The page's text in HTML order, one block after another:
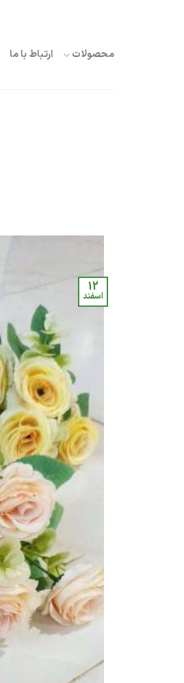
content
محصولات ارتباط با ما
12
اسفند